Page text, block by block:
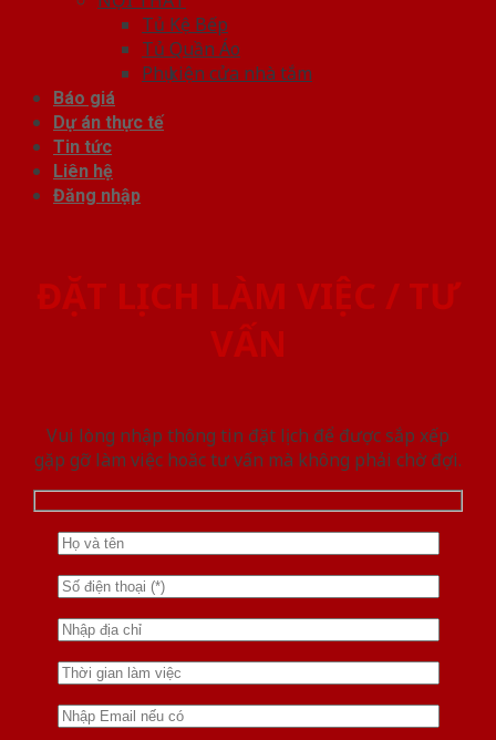
Tủ Kệ Bếp
Tủ Quần Áo
Phụ kiện cửa nhà tắm
Báo giá
Dự án thực tế
Tin tức
Liên hệ
Đăng nhập
ĐẶT LỊCH LÀM VIỆC / TƯ
VẤN
Vui lòng nhập thông tin đặt lịch để được sắp xếp
gặp gỡ làm việc hoăc tư vấn mà không phải chờ đợi.